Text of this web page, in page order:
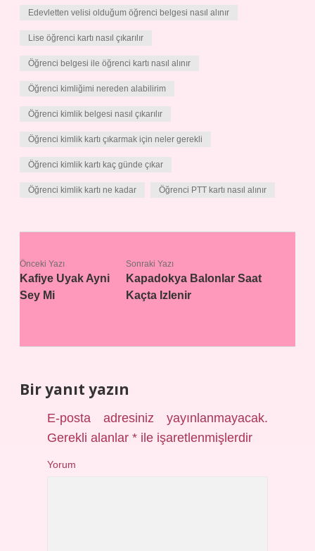
Edevletten velisi olduğum öğrenci belgesi nasıl alınır
Lise öğrenci kartı nasıl çıkarılır
Öğrenci belgesi ile öğrenci kartı nasıl alınır
Öğrenci kimliğimi nereden alabilirim
Öğrenci kimlik belgesi nasıl çıkarılır
Öğrenci kimlik kartı çıkarmak için neler gerekli
Öğrenci kimlik kartı kaç günde çıkar
Öğrenci kimlik kartı ne kadar Öğrenci PTT kartı nasıl alınır
Önceki Yazı
Kafiye Uyak Ayni
Sey Mi
Sonraki Yazı
Kapadokya Balonlar Saat
Kaçta Izlenir
Bir yanıt yazın
E-posta adresiniz yayınlanmayacak.
Gerekli alanlar* ile işaretlenmişlerdir
Yorum